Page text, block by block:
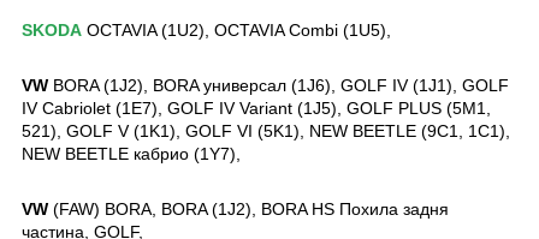
SKODA OCTAVIA (1U2), OCTAVIA Combi (1U5),
VW BORA (1J2), BORA универсал (1J6), GOLF IV (1J1), GOLF
IV Cabriolet (1E7), GOLF IV Variant (1J5), GOLF PLUS (5M1,
521), GOLF V (1K1), GOLF VI (5K1), NEW BEETLE (9C1, 1C1),
NEW BEETLE кабрио (1Y7),
VW (FAW) BORA, BORA (1J2), BORA HS Похила задня
частина, GOLF,